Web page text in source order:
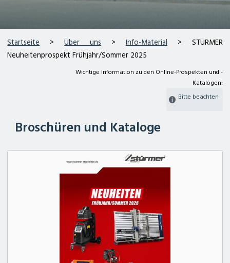
Startseite >Über uns > Info-Material
> STÜRMER
Neuheitenprospekt Frühjahr/Sommer 2025
Wichtige Information zu den Online-Prospekten und -
Katalogen:
Bitte beachten
Broschüren und Kataloge